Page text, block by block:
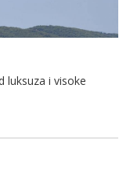
luksuza i visoke